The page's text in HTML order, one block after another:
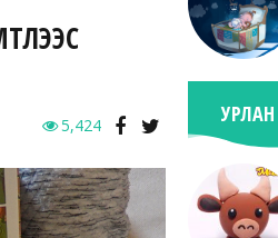
5,424 УРЛАН